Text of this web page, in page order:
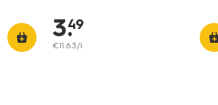
3.
49
€11.63/l